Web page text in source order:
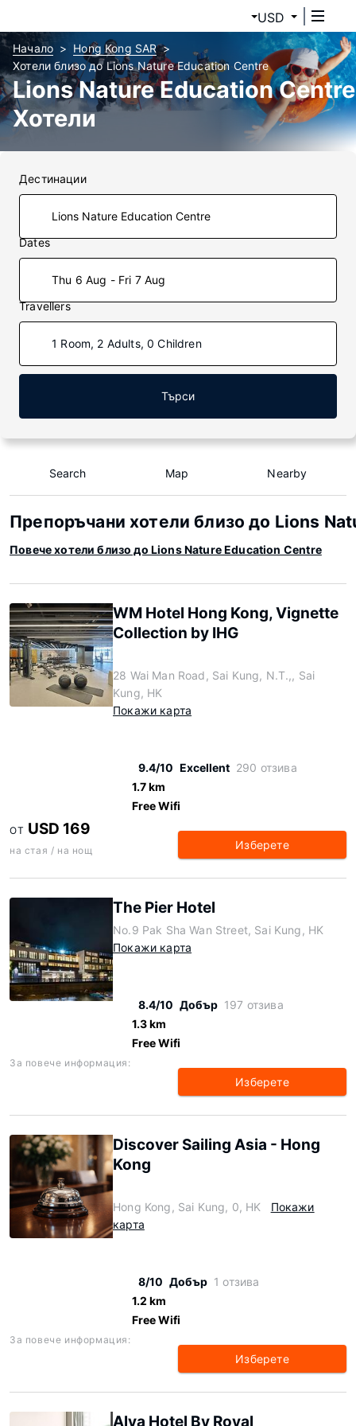
USD
Начало
Hong Kong SAR
Хотели близо до Lions Nature Education Centre
Lions Nature Education Centre
Хотели
Дестинации
Dates
Thu 6 Aug - Fri 7 Aug
Travellers
1 Room, 2 Adults, 0 Children
Търси
Search Map Nearby
Препоръчани хотели близо до Lions
Повече хотели близо до Lions Nature Education Centre
WM Hotel Hong Kong, Vignette
Collection by IHG
28 Wai Man Road, Sai Kung, N.T.,, Sai
Kung, HK
Покажи карта
9.4/10 Excellent 290 отзива
1.7 km
Free Wifi
ОТ USD 169
на стая / на нощ Изберете
The Pier Hotel
No.9 Pak Sha Wan Street, Sai Kung, HK
Покажи карта
8.4/10 Добър 197 отзива
1.3 km
Free Wifi
За повече информация:
Изберете
Discover Sailing Asia - Hong
Kong
Hong Kong, Sai Kung, 0, HK
Покажи
карта
8/10 Добър 1 отзива
1.2 km
Free Wifi
За повече информация:
Изберете
Alva Hotel By Royal